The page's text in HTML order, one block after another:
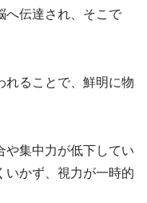
へ伝達され、そこで
れることで、鮮明に物
や集中力が低下してい
いかず、視力が一時的